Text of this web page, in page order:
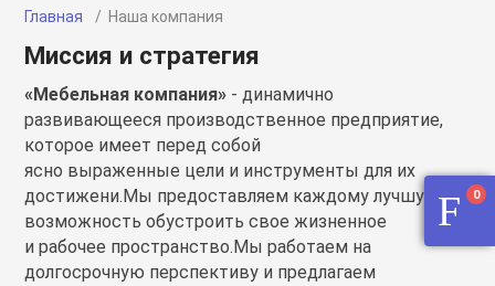
Apple iMac
Apple iPad
JBL
Яндекс
Аксессуары
Аксессуары
Пылесосы
Стайлеры
S - series
Watch
Аксесcуары
iPixel
Главная Наша компания
Миссия и стратегия
«Мебельная компания» - динамично
развивающееся производственное предприятие,
которое имеет перед собой
ясно выраженные цели и инструменты для их
достижени.Мы предоставляем каждому лучшую
возможность обустроить свое жизненное
и рабочее пространство.Мы работаем на
долгосрочную перспективу и предлагаем
0